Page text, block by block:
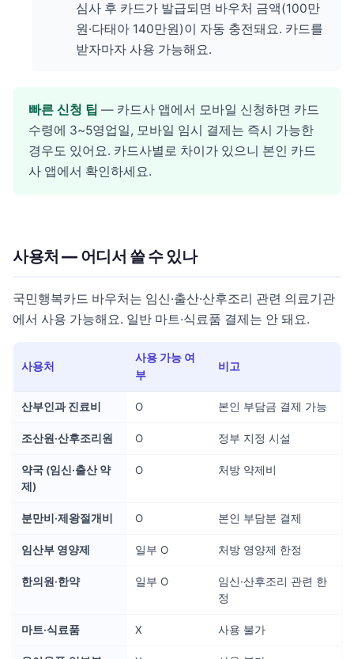
심사 후 카드가 발급되면 바우처 금액(100만
원·다태아 140만원)이 자동 충전돼요. 카드를
받자마자 사용 가능해요.
빠른 신청 팁 — 카드사 앱에서 모바일 신청하면 카드
수령에 3~5영업일, 모바일 임시 결제는 즉시 가능한
경우도 있어요. 카드사별로 차이가 있으니 본인 카드
사 앱에서 확인하세요.
사용처 — 어디서 쓸 수 있나
국민행복카드 바우처는 임신·출산·산후조리 관련 의료기관
에서 사용 가능해요. 일반 마트·식료품 결제는 안 돼요.
사용처
사용 가능 여
부
비고
산부인과 진료비 O 본인 부담금 결제 가능
조산원·산후조리원 O 정부 지정 시설
약국 (임신·출산 약
제)
O 처방 약제비
분만비·제왕절개비 O 본인 부담분 결제
임산부 영양제 일부 O 처방 영양제 한정
한의원·한약 일부 O
임신·산후조리 관련 한
정
마트·식료품 X 사용 불가